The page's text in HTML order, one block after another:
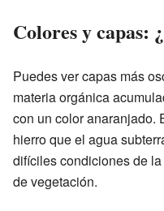
Colores y capas:
Puedes ver capas más
materia orgánica
con un color anaranjado.
hierro que el agua
difíciles condiciones de
de vegetación.